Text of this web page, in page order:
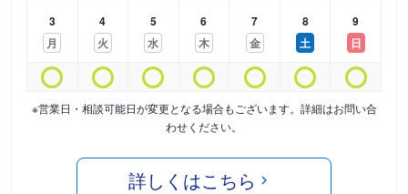
3
月
4
火
5
水
6
木
7
金
8
土
9
日
※営業日・相談可能日が変更となる場合もございます。詳細はお問い合
わせください。
詳しくはこちら